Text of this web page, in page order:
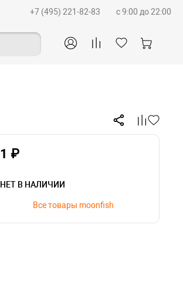
+7 (495) 221-82-83 c 9:00 до 22:00
1 ₽
НЕТ В НАЛИЧИИ
Все товары moonfish